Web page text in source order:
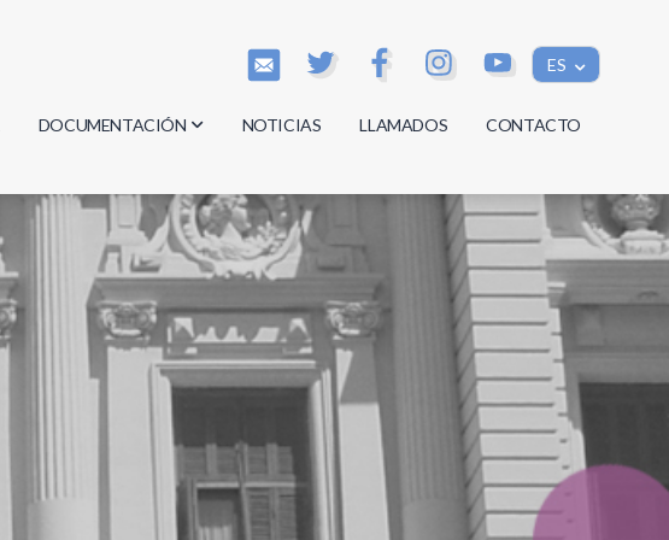
ES
DOCUMENTACIÓN
Actas
Reglamentos
Documentos
NOTICIAS LLAMADOS CONTACTO